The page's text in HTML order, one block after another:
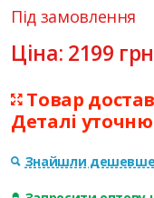
Під замовлення
Ціна: 2199
Товар
Деталі
Знайшли